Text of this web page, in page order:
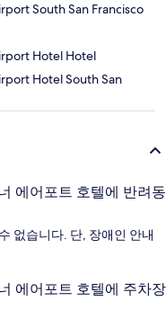
South San Francisco
Hotel Hotel
Hotel South San
에어포트 호텔에 반려동
없습니다. 단, 장애인 안내
에어포트 호텔에 주차장